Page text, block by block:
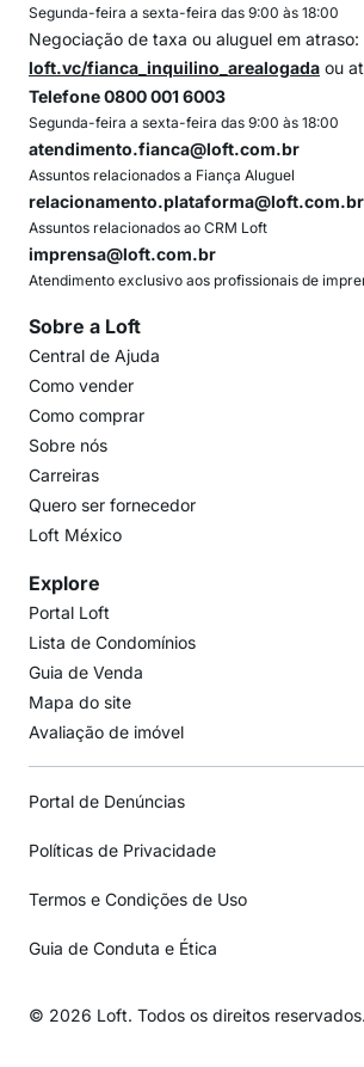
Segunda-feira a sexta-feira das 9:00 às 18:00
Negociação de taxa ou aluguel em atraso:
loft.vc/fianca_inquilino_arealogada ou
Telefone 0800 001 6003
Segunda-feira a sexta-feira das 9:00 às 18:00
atendimento.fianca@loft.com.br
Assuntos relacionados a Fiança Aluguel
relacionamento.plataforma@loft.com.br
Assuntos relacionados ao CRM Loft
imprensa@loft.com.br
Atendimento exclusivo aos profissionais de
Sobre a Loft
Central de Ajuda
Como vender
Como comprar
Sobre nós
Carreiras
Quero ser fornecedor
Loft México
Explore
Portal Loft
Lista de Condomínios
Guia de Venda
Mapa do site
Avaliação de imóvel
Portal de Denúncias
Políticas de Privacidade
Termos e Condições de Uso
Guia de Conduta e Ética
© 2026 Loft. Todos os direitos reservados.